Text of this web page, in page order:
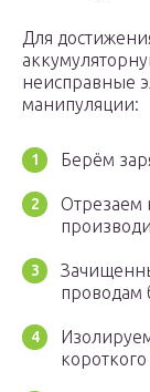
Для
неисправные
манипуляции:
Берём
Отрезаем
проводам